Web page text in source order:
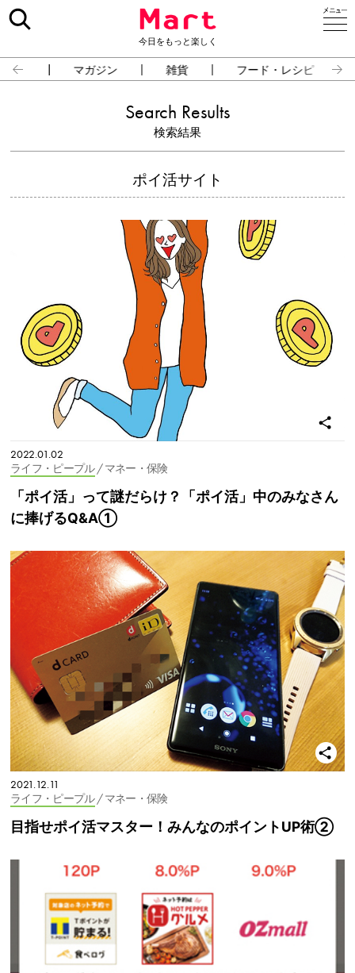
今日をもっと楽しく
占い マガジン 雑貨 フード・レシピ
Search Results
検索結果
ポイ活サイト
2022.01.02
ライフ・ピープル/ マネー・保険
「ポイ活」って謎だらけ？「ポイ活」中のみなさん
に捧げるQ&A①
2021.12.11
ライフ・ピープル/ マネー・保険
目指せポイ活マスター！みんなのポイントUP術②